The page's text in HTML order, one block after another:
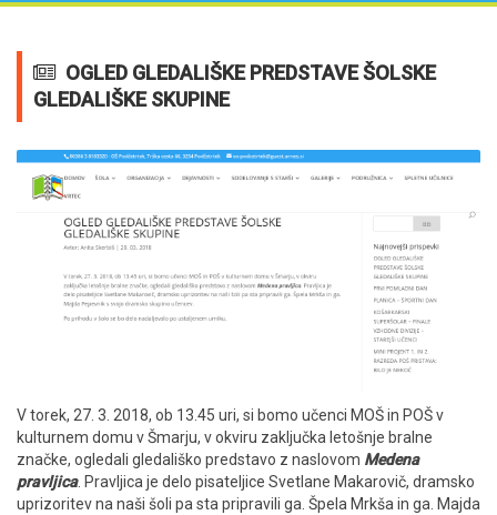
OGLED GLEDALIŠKE PREDSTAVE ŠOLSKE
GLEDALIŠKE SKUPINE
V torek, 27. 3. 2018, ob 13.45 uri, si bomo učenci MOŠ in POŠ v
kulturnem domu v Šmarju, v okviru zaključka letošnje bralne
značke, ogledali gledališko predstavo z naslovom Medena
pravljica. Pravljica je delo pisateljice Svetlane Makarovič, dramsko
uprizoritev na naši šoli pa sta pripravili ga. Špela Mrkša in ga. Majda